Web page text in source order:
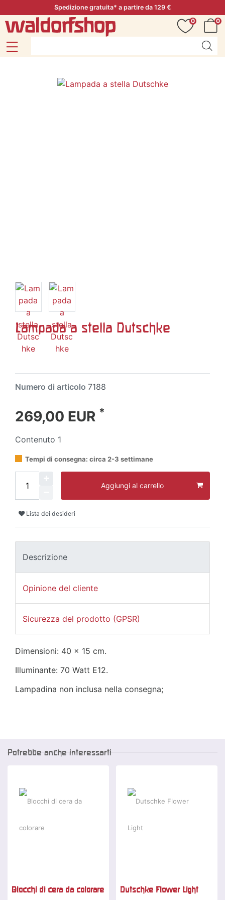
Spedizione gratuita* a partire da 129 €
0
0
Lampada a stella Dutschke
Numero di articolo 7188
269,00 EUR *
Contenuto 1
Tempi di consegna: circa 2-3 settimane
Aggiungi al carrello
Lista dei desideri
Descrizione
Opinione del cliente
Sicurezza del prodotto (GPSR)
Dimensioni: 40 x 15 cm.
Illuminante: 70 Watt E12.
Lampadina non inclusa nella consegna;
Potrebbe anche interessarti
Blocchi di cera da colorare Dutschke Flower Light